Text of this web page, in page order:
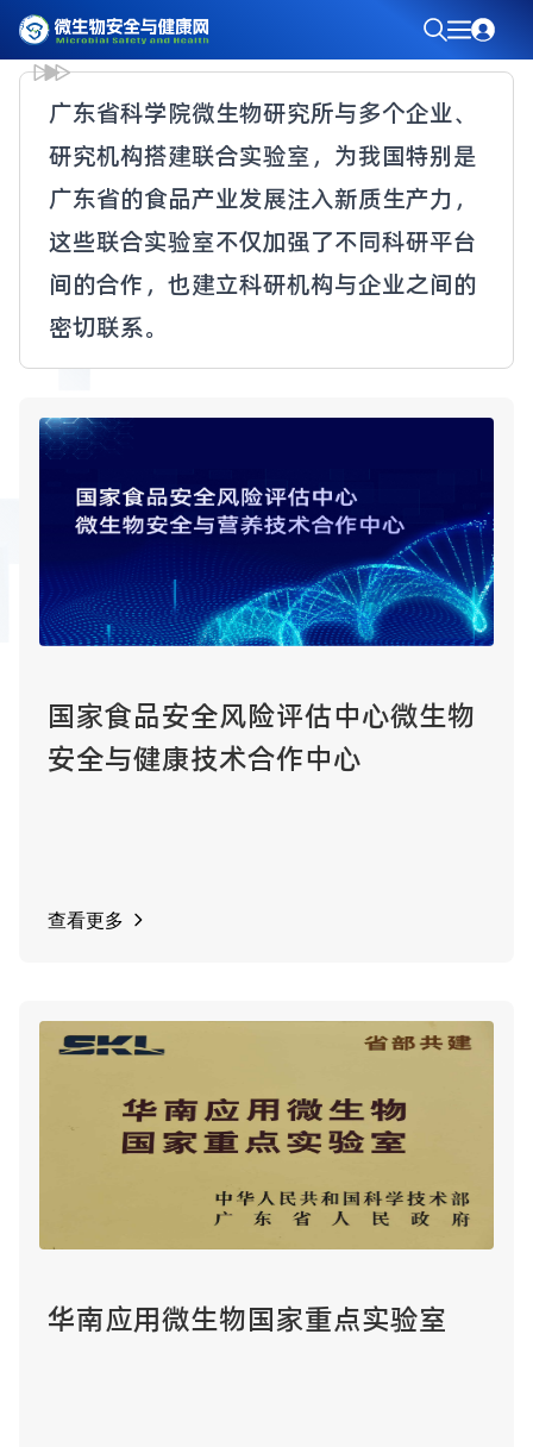
广东省科学院微生物研究所与多个企业、
研究机构搭建联合实验室，为我国特别是
广东省的食品产业发展注入新质生产力，
这些联合实验室不仅加强了不同科研平台
间的合作，也建立科研机构与企业之间的
密切联系。
国家食品安全风险评估中心微生物
安全与健康技术合作中心
查看更多
华南应用微生物国家重点实验室